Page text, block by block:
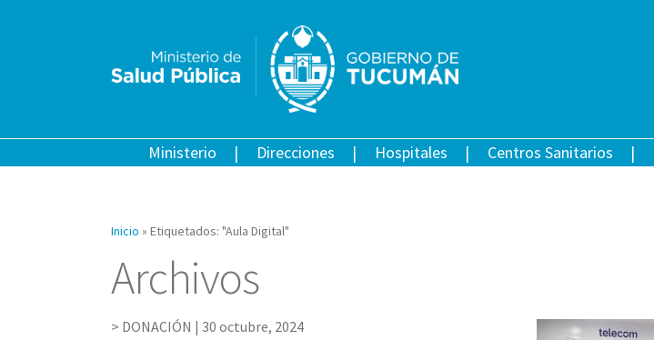
Ministerio Direcciones Hospitales Centros Sanitarios
Inicio » Etiquetados: "Aula Digital"
Archivos
DONACIÓN | 30 octubre, 2024